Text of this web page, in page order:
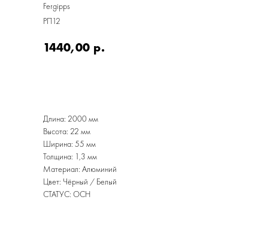
Fergipps
РП12
1440,00 р.
Длина: 2000 мм
Высота: 22 мм
Ширина: 55 мм
Толщина: 1,3 мм
Материал: Алюминий
Цвет: Чёрный / Белый
СТАТУС: ОСН